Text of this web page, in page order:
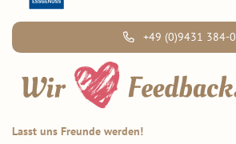
+49 (0)9431 384-0
Lasst uns Freunde werden!